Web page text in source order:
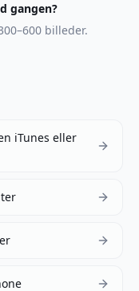
gangen?
billeder.
iTunes eller